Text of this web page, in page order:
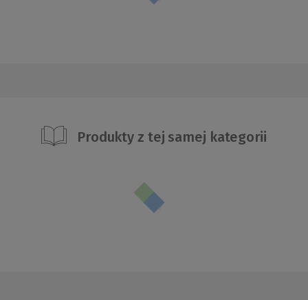
Produkty z tej samej kategorii